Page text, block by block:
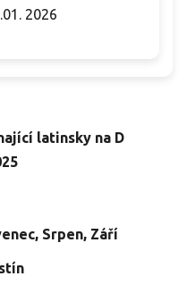
2026
latinsky na D
, Srpen, Září